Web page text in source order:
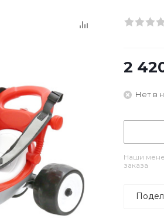
2
Нет в
Наши
заказа